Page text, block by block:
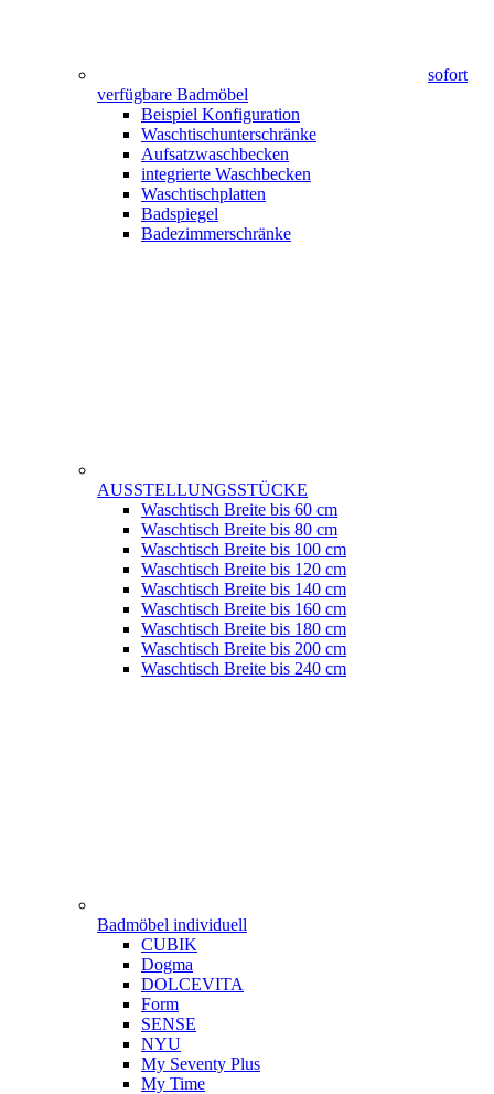
sofort
verfügbare Badmöbel
Beispiel Konfiguration
Waschtischunterschränke
Aufsatzwaschbecken
integrierte Waschbecken
Waschtischplatten
Badspiegel
Badezimmerschränke
AUSSTELLUNGSSTÜCKE
Waschtisch Breite bis 60 cm
Waschtisch Breite bis 80 cm
Waschtisch Breite bis 100 cm
Waschtisch Breite bis 120 cm
Waschtisch Breite bis 140 cm
Waschtisch Breite bis 160 cm
Waschtisch Breite bis 180 cm
Waschtisch Breite bis 200 cm
Waschtisch Breite bis 240 cm
Badmöbel individuell
CUBIK
Dogma
DOLCEVITA
Form
SENSE
NYU
My Seventy Plus
My Time